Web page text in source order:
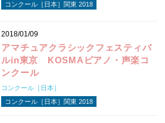
コンクール［日本］関東 2018
2018/01/09
アマチュアクラシックフェスティバ
ルin東京 KOSMAピアノ・声楽コ
ンクール
コンクール［日本］
コンクール［日本］関東 2018